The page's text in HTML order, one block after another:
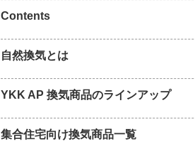
Contents
自然換気とは
YKK AP 換気商品のラインアップ
集合住宅向け換気商品一覧